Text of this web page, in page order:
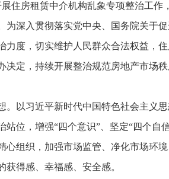
住房租赁中介机构乱象专项整治工
为深入贯彻落实党中央、国务院关于
力度，切实维护人民群众合法权益，
决定，持续开展整治规范房地产市场
。以习近平新时代中国特色社会主义
站位，增强“四个意识”、坚定“四个
心组织，加强市场监管、净化市场环
获得感、幸福感、安全感。